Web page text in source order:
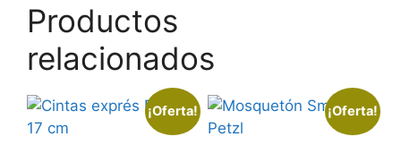
Productos
relacionados
¡Oferta! ¡Oferta!